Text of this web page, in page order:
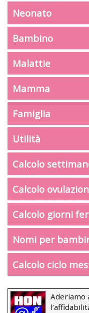
Neonato
Bambino
Malattie
Mamma
Famiglia
Utilità
Calcolo
Calcolo
Calcolo giorni
Nomi per
Calcolo ciclo
Aderiamo